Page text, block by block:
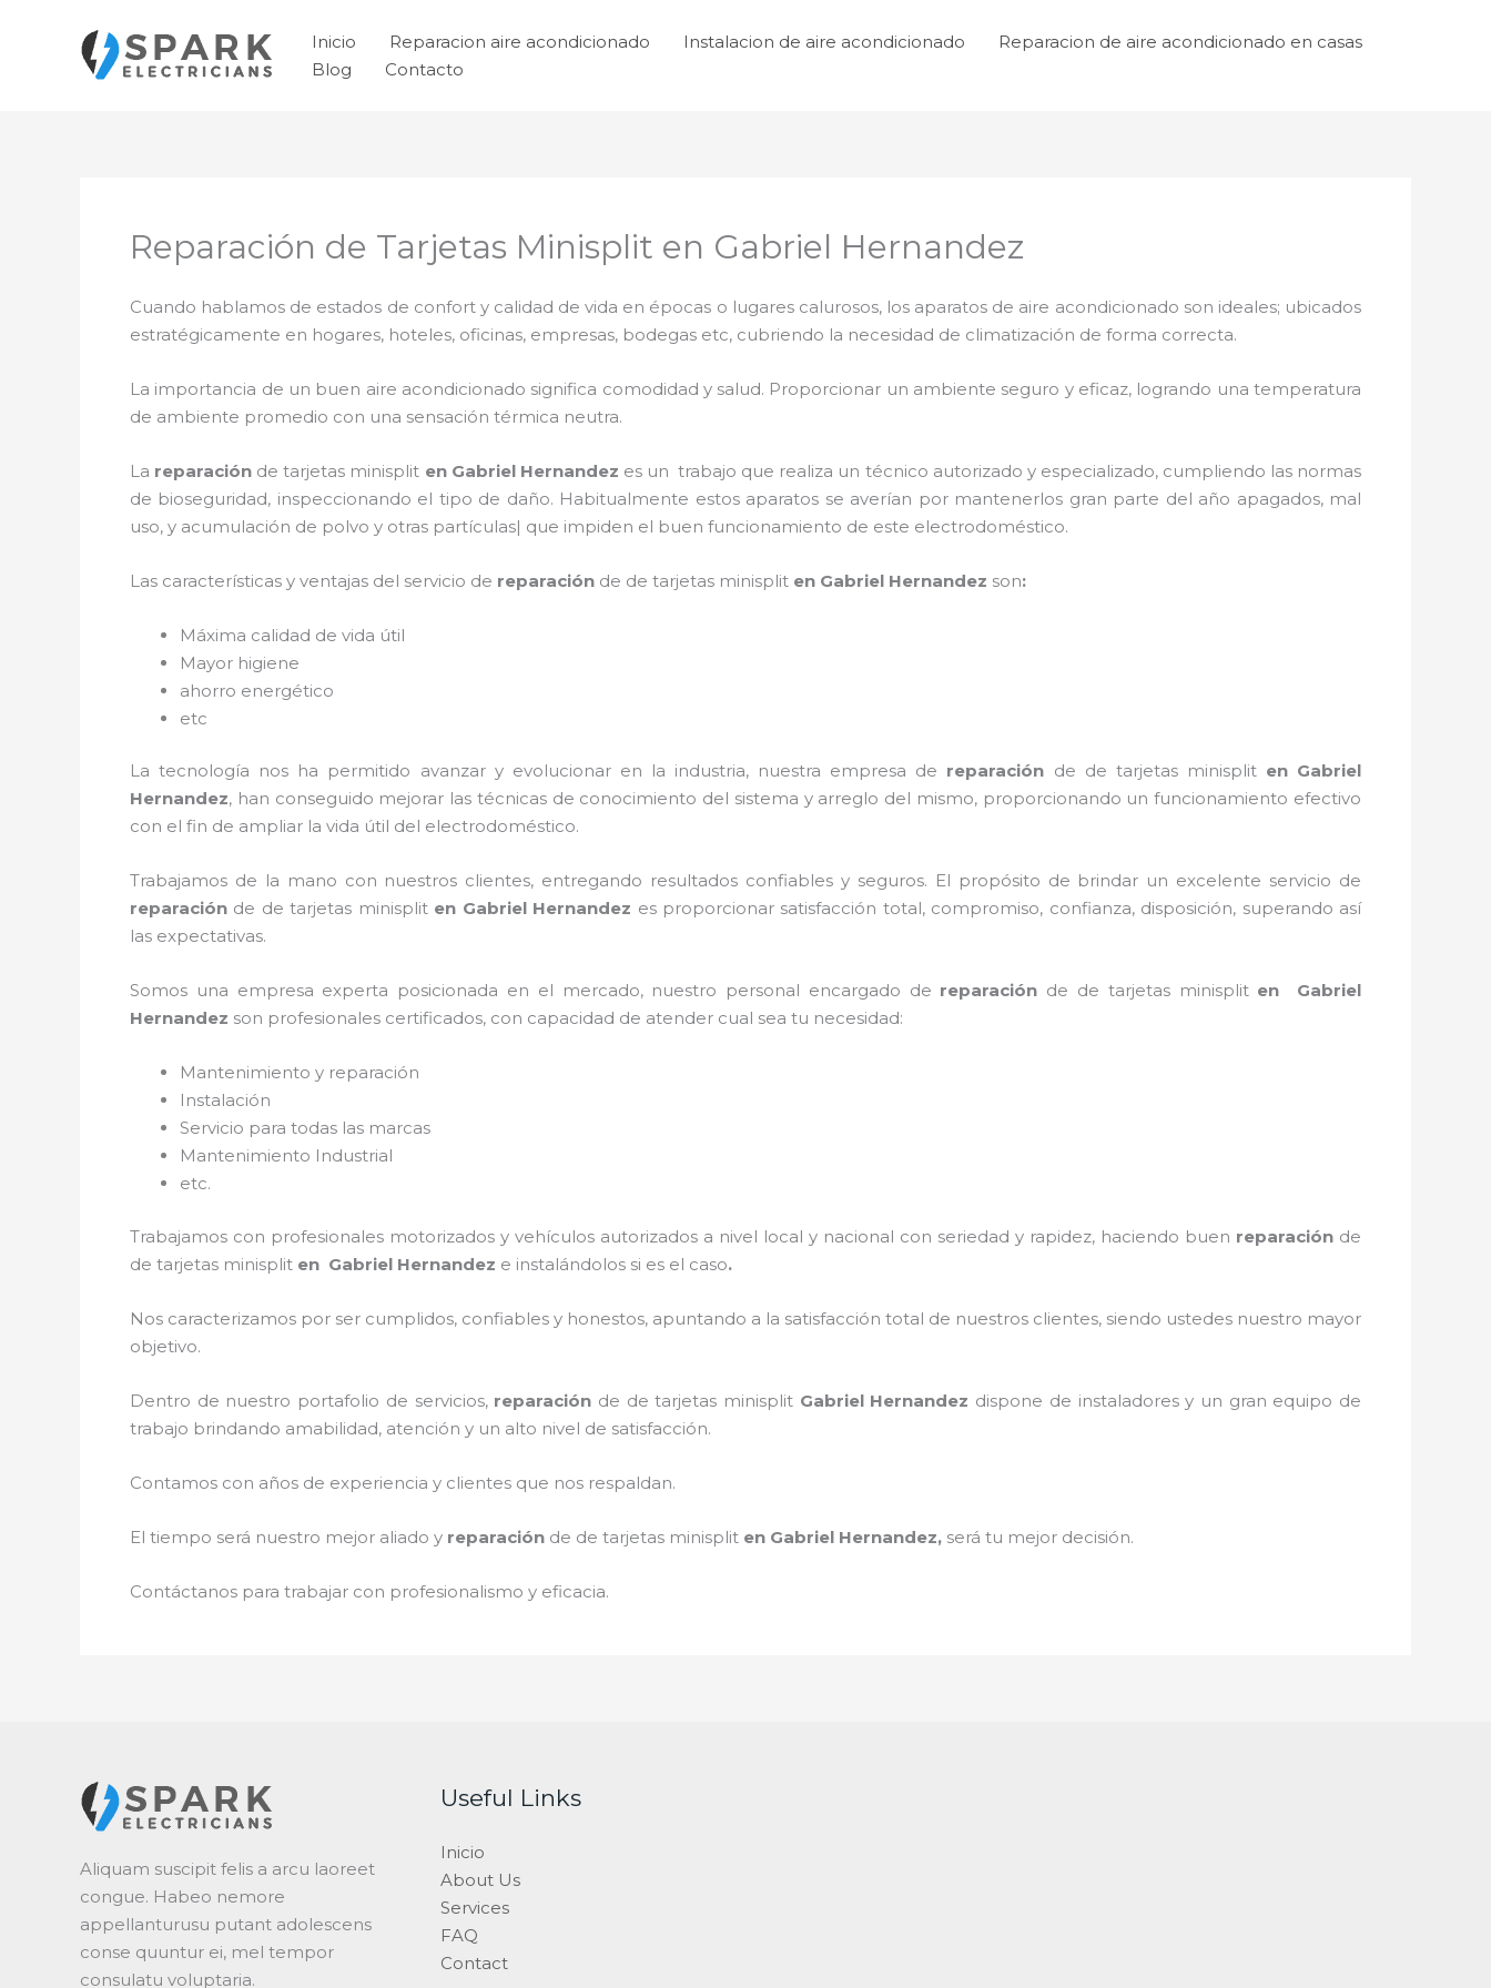
contenido
Inicio Reparacion aire acondicionado Instalacion de aire acondicionado
Reparacion de aire acondicionado en casas
Blog
Contacto
Reparación de Tarjetas Minisplit en Gabriel Hernandez
Cuando hablamos de estados de confort y calidad de vida en épocas o lugares calurosos, los aparatos de aire acondicionado son ideales; ubicados
estratégicamente en hogares, hoteles, oficinas, empresas, bodegas etc, cubriendo la necesidad de climatización de forma correcta.
La importancia de un buen aire acondicionado significa comodidad y salud. Proporcionar un ambiente seguro y eficaz, logrando una temperatura
de ambiente promedio con una sensación térmica neutra.
La reparación de tarjetas minisplit en Gabriel Hernandez es un trabajo que realiza un técnico autorizado y especializado, cumpliendo las normas
de bioseguridad, inspeccionando el tipo de daño. Habitualmente estos aparatos se averían por mantenerlos gran parte del año apagados, mal
uso, y acumulación de polvo y otras partículas| que impiden el buen funcionamiento de este electrodoméstico.
Las características y ventajas del servicio de reparación de de tarjetas minisplit en Gabriel Hernandez son:
Máxima calidad de vida útil
Mayor higiene
ahorro energético
etc
La tecnología nos ha permitido avanzar y evolucionar en la industria, nuestra empresa de reparación de de tarjetas minispliten Gabriel
Hernandez, han conseguido mejorar las técnicas de conocimiento del sistema y arreglo del mismo, proporcionando un funcionamiento efectivo
con el fin de ampliar la vida útil del electrodoméstico.
Trabajamos de la mano con nuestros clientes, entregando resultados confiables y seguros. El propósito de brindar un excelente servicio de
reparación de de tarjetas minispliten Gabriel Hernandez es proporcionar satisfacción total, compromiso, confianza, disposición, superando así
las expectativas.
Somos una empresa experta posicionada en el mercado, nuestro personal encargado de reparación de de tarjetas minispliten Gabriel
Hernandez son profesionales certificados, con capacidad de atender cual sea tu necesidad:
Mantenimiento y reparación
Instalación
Servicio para todas las marcas
Mantenimiento Industrial
etc.
Trabajamos con profesionales motorizados y vehículos autorizados a nivel local y nacional con seriedad y rapidez, haciendo buen reparación de
de tarjetas minisplit en Gabriel Hernandez e instalándolos si es el caso.
Nos caracterizamos por ser cumplidos, confiables y honestos, apuntando a la satisfacción total de nuestros clientes, siendo ustedes nuestro mayor
objetivo.
Dentro de nuestro portafolio de servicios, reparación de de tarjetas minisplit Gabriel Hernandez dispone de instaladores y un gran equipo de
trabajo brindando amabilidad, atención y un alto nivel de satisfacción.
Contamos con años de experiencia y clientes que nos respaldan.
El tiempo será nuestro mejor aliado y reparación de de tarjetas minisplit en Gabriel Hernandez, será tu mejor decisión.
Contáctanos para trabajar con profesionalismo y eficacia.
Aliquam suscipit felis a arcu laoreet
congue. Habeo nemore
appellanturusu putant adolescens
conse quuntur ei, mel tempor
consulatu voluptaria.
Useful Links
Inicio
About Us
Services
FAQ
Contact